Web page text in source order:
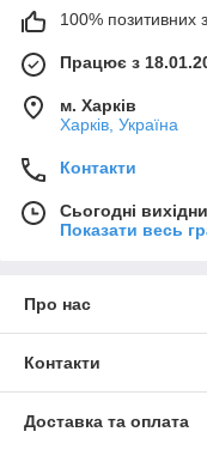
100% позитивних
Працює з
м. Харків
Харків, Україна
Контакти
Сьогодні
Показати весь
Про нас
Контакти
Доставка та оплата